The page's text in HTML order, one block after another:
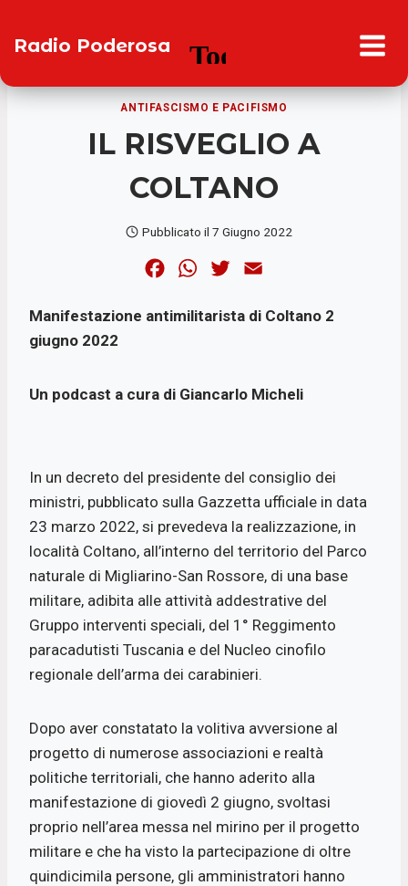
Radio Poderosa
ANTIFASCISMO E PACIFISMO
IL RISVEGLIO A
COLTANO
Pubblicato il 7 Giugno 2022
c
o
W
a
A
i
e
a
Manifestazione antimilitarista di Coltano 2
giugno 2022
Un podcast a cura di Giancarlo Micheli
In un decreto del presidente del consiglio dei
ministri, pubblicato sulla Gazzetta ufficiale in data
23 marzo 2022, si prevedeva la realizzazione, in
località Coltano, all’interno del territorio del Parco
naturale di Migliarino-San Rossore, di una base
militare, adibita alle attività addestrative del
Gruppo interventi speciali, del 1° Reggimento
paracadutisti Tuscania e del Nucleo cinofilo
regionale dell’arma dei carabinieri.
Dopo aver constatato la volitiva avversione al
progetto di numerose associazioni e realtà
politiche territoriali, che hanno aderito alla
manifestazione di giovedì 2 giugno, svoltasi
proprio nell’area messa nel mirino per il progetto
militare e che ha visto la partecipazione di oltre
quindicimila persone, gli amministratori hanno